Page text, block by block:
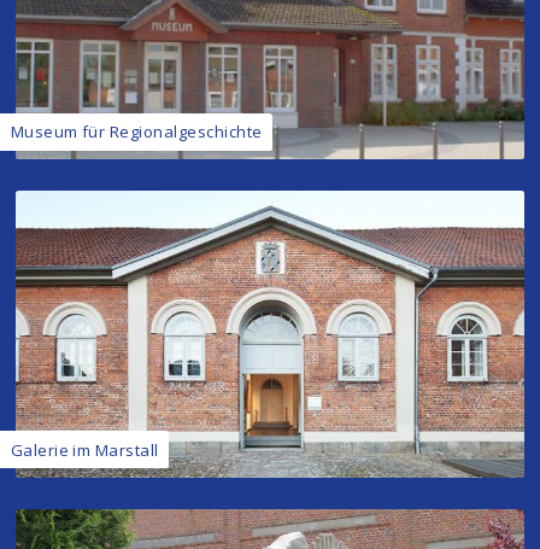
Museum für Regionalgeschichte
Galerie im Marstall